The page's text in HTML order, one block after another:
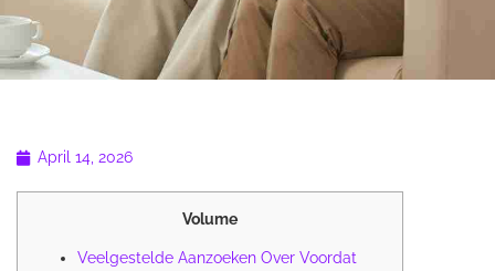
April 14, 2026
Volume
Veelgestelde Aanzoeken Over Voordat